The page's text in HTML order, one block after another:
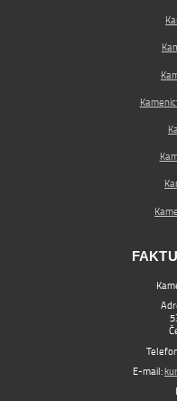
E-mail: